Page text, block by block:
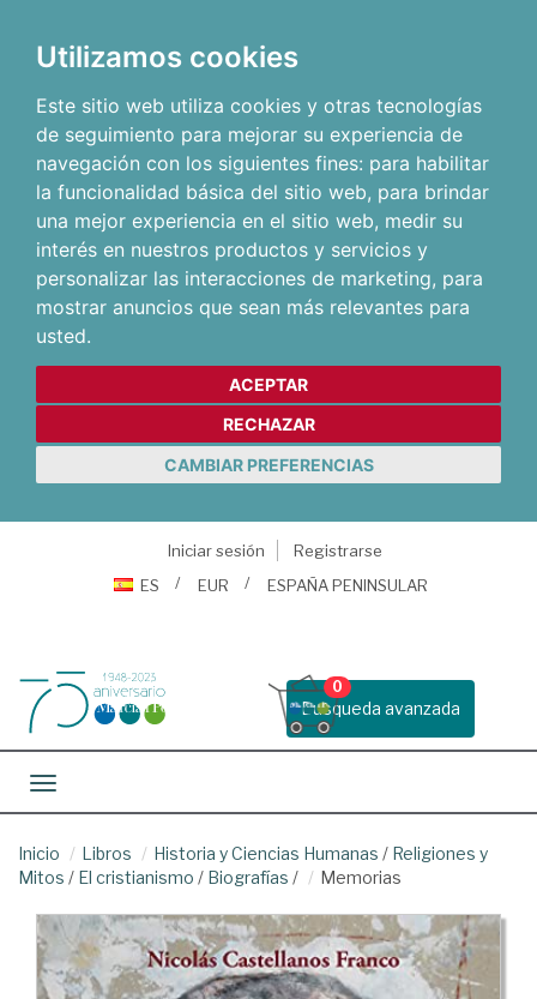
Utilizamos cookies
Este sitio web utiliza cookies y otras tecnologías
de seguimiento para mejorar su experiencia de
navegación con los siguientes fines: para habilitar
la funcionalidad básica del sitio web, para brindar
una mejor experiencia en el sitio web, medir su
interés en nuestros productos y servicios y
personalizar las interacciones de marketing, para
mostrar anuncios que sean más relevantes para
usted.
ACEPTAR
RECHAZAR
CAMBIAR PREFERENCIAS
Iniciar sesión
Registrarse
ES
EUR ESPAÑA PENINSULAR
Busqueda avanzada
0
Toggle navigation
Inicio Libros Historia y Ciencias Humanas / Religiones y
Mitos / El cristianismo / Biografías / Memorias